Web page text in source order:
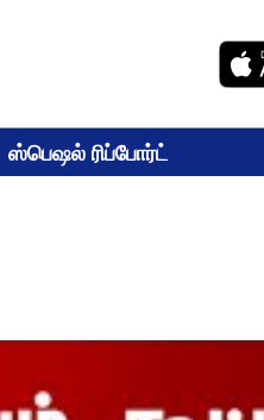
ஸ்பெஷல் ரிப்போர்ட்